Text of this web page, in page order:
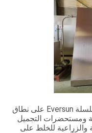
يستخدم خلاط المسحوق الجاف من سلسلة Eversun على نطاق
ومستحضرات التجميل
والزراعية للخلط على